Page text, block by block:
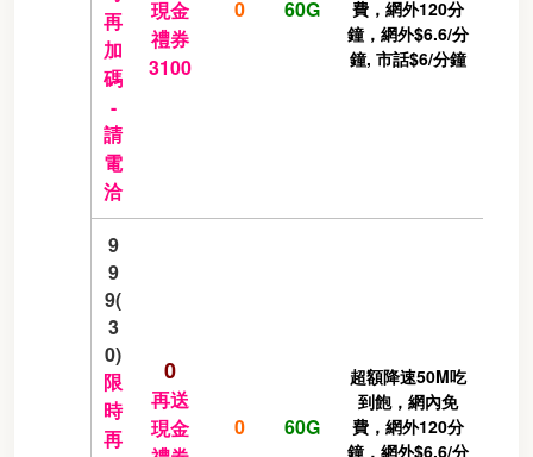
再
加
碼
-
請
電
洽
現金
禮券
3100
0 60G
費，網外120分
鐘，網外$6.6/分
鐘, 市話$6/分鐘
9
9
9(
3
0)
限
時
再
0
再送
現金
0 60G
超額降速50M吃
到飽，網內免
費，網外120分
鐘，網外$6.6/分